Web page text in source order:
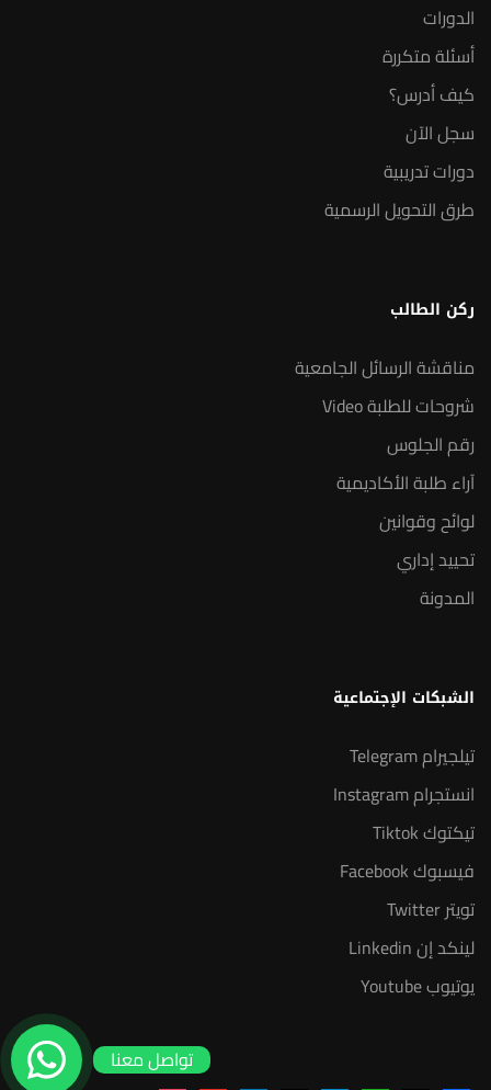
الدورات
أسئلة متكررة
كيف أدرس؟
سجل الآن
دورات تدريبية
طرق التحويل الرسمية
ركن الطالب
مناقشة الرسائل الجامعية
شروحات للطلبة Video
رقم الجلوس
آراء طلبة الأكاديمية
لوائح وقوانين
تحييد إداري
المدونة
الشبكات الإجتماعية
تيلجيرام Telegram
انستجرام Instagram
تيكتوك Tiktok
فيسبوك Facebook
تويتر Twitter
لينكد إن Linkedin
يوتيوب Youtube
تواصل معنا